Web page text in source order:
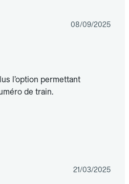
08/09/2025
l’option permettant
de train.
21/03/2025